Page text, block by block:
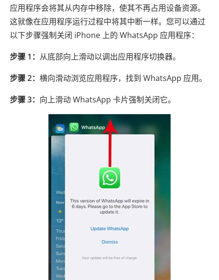
应用程序会将其从内存中移除，使其不再占用设备资源。
这就像在应用程序运行过程中将其中断一样。您可以通过
以下步骤强制关闭 iPhone 上的 WhatsApp 应用程序：
步骤 1： 从底部向上滑动以调出应用程序切换器。
步骤 2： 横向滑动浏览应用程序，找到 WhatsApp 应用。
步骤 3： 向上滑动 WhatsApp 卡片强制关闭它。